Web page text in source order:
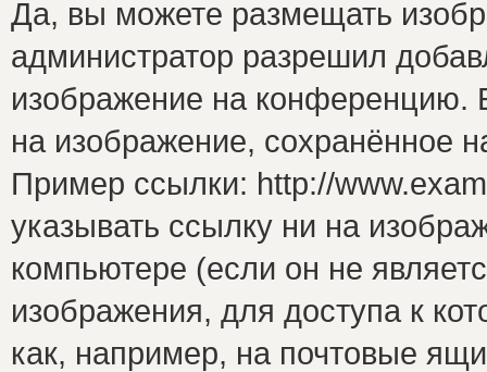
Да, вы можете размещать
администратор разрешил
изображение на конференцию.
на изображение, сохранённое
Пример ссылки: http://
указывать ссылку ни на
компьютере (если он не
изображения, для доступа к
как, например, на почтовые